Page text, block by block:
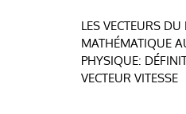
Navigation
de
l’article
LES VECTEURS
MATHÉMATIQUE
PHYSIQUE:
VECTEUR VITESSE